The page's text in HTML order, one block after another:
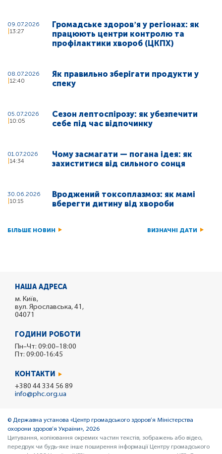
09.07.2026
13:27
Громадське здоровʼя у регіонах: як
працюють центри контролю та
профілактики хвороб (ЦКПХ)
08.07.2026
12:40
Як правильно зберігати продукти у
спеку
05.07.2026
10:05
Сезон лептоспірозу: як убезпечити
себе під час відпочинку
01.07.2026
14:34
Чому засмагати — погана ідея: як
захиститися від сильного сонця
30.06.2026
10:15
Вроджений токсоплазмоз: як мамі
вберегти дитину від хвороби
БІЛЬШЕ НОВИН ВИЗНАЧНІ ДАТИ
НАША АДРЕСА
м. Київ,
вул. Ярославська, 41,
04071
ГОДИНИ РОБОТИ
Пн–Чт: 09:00–18:00
Пт: 09:00-16:45
КОНТАКТИ
+380 44 334 56 89
info@phc.org.ua
© Державна установа «Центр громадського здоров’я Міністерства
охорони здоров’я України», 2026
Цитування, копіювання окремих частин текстів, зображень або відео,
передрук чи будь-яке інше поширення інформації Центру громадського